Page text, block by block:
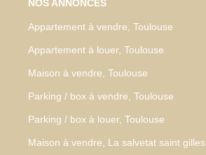
NOS ANNONCES
Appartement à vendre, Toulouse
Appartement à louer, Toulouse
Maison à vendre, Toulouse
Parking / box à vendre, Toulouse
Parking / box à louer, Toulouse
Maison à vendre, La salvetat saint gilles